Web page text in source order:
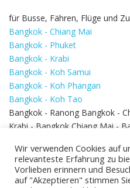
für Busse, Fähren, Flüge und
Bangkok - Chiang Mai
Bangkok - Phuket
Bangkok - Krabi
Bangkok - Koh Samui
Bangkok - Koh Phangan
Bangkok - Koh Tao
Bangkok - Ranong Bangkok -
Krabi - Bangkok Chiang Mai -
Bangkok - Hua Hin
Wir verwenden Cookies auf
relevanteste Erfahrung zu
Vorlieben erinnern und
auf "Akzeptieren" stimmen